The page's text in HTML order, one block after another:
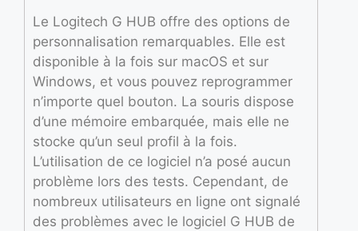
Le Logitech G HUB offre des options de
personnalisation remarquables. Elle est
disponible à la fois sur macOS et sur
Windows, et vous pouvez reprogrammer
n’importe quel bouton. La souris dispose
d’une mémoire embarquée, mais elle ne
stocke qu’un seul profil à la fois.
L’utilisation de ce logiciel n’a posé aucun
problème lors des tests. Cependant, de
nombreux utilisateurs en ligne ont signalé
des problèmes avec le logiciel G HUB de